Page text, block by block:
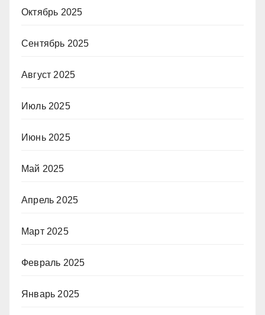
Октябрь 2025
Сентябрь 2025
Август 2025
Июль 2025
Июнь 2025
Май 2025
Апрель 2025
Март 2025
Февраль 2025
Январь 2025